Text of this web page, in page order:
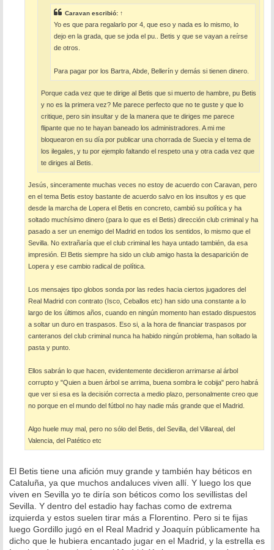
Caravan escribió: ↑
Yo es que para regalarlo por 4, que eso y nada es lo mismo, lo
dejo en la grada, que se joda el pu.. Betis y que se vayan a reírse
de otros.
Para pagar por los Bartra, Abde, Bellerín y demás si tienen dinero.
Porque cada vez que te dirige al Betis que si muerto de hambre, pu Betis
y no es la primera vez? Me parece perfecto que no te guste y que lo
critique, pero sin insultar y de la manera que te diriges me parece
flipante que no te hayan baneado los administradores. A mi me
bloquearon en su día por publicar una chorrada de Suecia y el tema de
los ilegales, y tu por ejemplo faltando el respeto una y otra cada vez que
te diriges al Betis.
Jesús, sinceramente muchas veces no estoy de acuerdo con Caravan, pero
en el tema Betis estoy bastante de acuerdo salvo en los insultos y es que
desde la marcha de Lopera el Betis en concreto, cambió su política y ha
soltado muchísimo dinero (para lo que es el Betis) dirección club criminal y ha
pasado a ser un enemigo del Madrid en todos los sentidos, lo mismo que el
Sevilla. No extrañaría que el club criminal les haya untado también, da esa
impresión. El Betis siempre ha sido un club amigo hasta la desaparición de
Lopera y ese cambio radical de política.
Los mensajes tipo globos sonda por las redes hacia ciertos jugadores del
Real Madrid con contrato (Isco, Ceballos etc) han sido una constante a lo
largo de los últimos años, cuando en ningún momento han estado dispuestos
a soltar un duro en traspasos. Eso si, a la hora de financiar traspasos por
canteranos del club criminal nunca ha habido ningún problema, han soltado la
pasta y punto.
Ellos sabrán lo que hacen, evidentemente decidieron arrimarse al árbol
corrupto y "Quien a buen árbol se arrima, buena sombra le cobija" pero habrá
que ver si esa es la decisión correcta a medio plazo, personalmente creo que
no porque en el mundo del fútbol no hay nadie más grande que el Madrid.
Algo huele muy mal, pero no sólo del Betis, del Sevilla, del Villareal, del
Valencia, del Patético etc
El Betis tiene una afición muy grande y también hay béticos en
Cataluña, ya que muchos andaluces viven allí. Y luego los que
viven en Sevilla yo te diría son béticos como los sevillistas del
Sevilla. Y dentro del estadio hay fachas como de extrema
izquierda y estos suelen tirar más a Florentino. Pero si te fijas
luego Gordillo jugó en el Real Madrid y Joaquín públicamente ha
dicho que le hubiera encantado jugar en el Madrid, y la estrella es